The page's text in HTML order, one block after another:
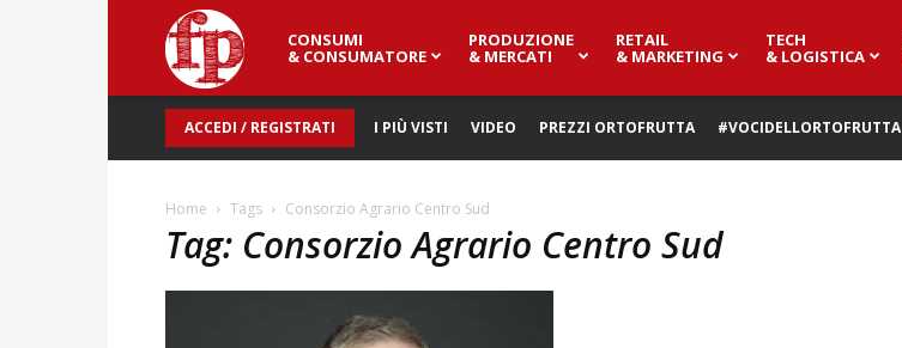
Fresh
Point
Magazine
CONSUMI
& CONSUMATORE
PRODUZIONE
& MERCATI
RETAIL
& MARKETING
TECH
& LOGISTICA
ACCEDI / REGISTRATI I PIÙ VISTI VIDEO PREZZI ORTOFRUTTA #VOCIDELLORTOFRUTTA
Home Tags Consorzio Agrario Centro Sud
Tag: Consorzio Agrario Centro Sud